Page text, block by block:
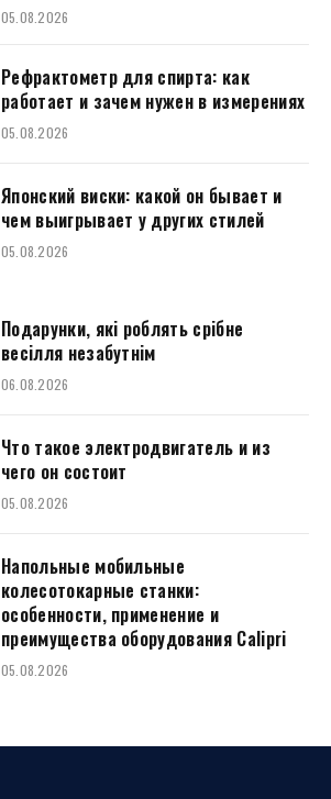
05.08.2026
Рефрактометр для спирта: как
работает и зачем нужен в измерениях
05.08.2026
Японский виски: какой он бывает и
чем выигрывает у других стилей
05.08.2026
Подарунки, які роблять срібне
весілля незабутнім
06.08.2026
Что такое электродвигатель и из
чего он состоит
05.08.2026
Напольные мобильные
колесотокарные станки:
особенности, применение и
преимущества оборудования Calipri
05.08.2026